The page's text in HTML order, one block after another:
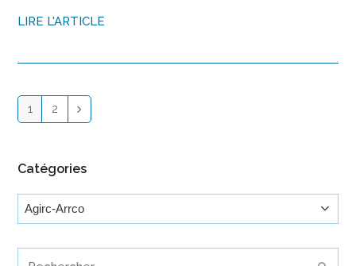
LIRE L'ARTICLE
Page
1 Page
2 Suivant
Catégories
Catégories